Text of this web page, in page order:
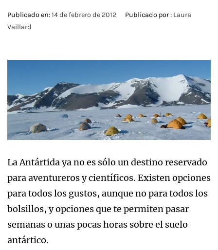
Publicado en:14 de febrero de 2012 Publicado por : Laura
Vaillard
La Antártida ya no es sólo un destino reservado
para aventureros y científicos. Existen opciones
para todos los gustos, aunque no para todos los
bolsillos, y opciones que te permiten pasar
semanas o unas pocas horas sobre el suelo
antártico.